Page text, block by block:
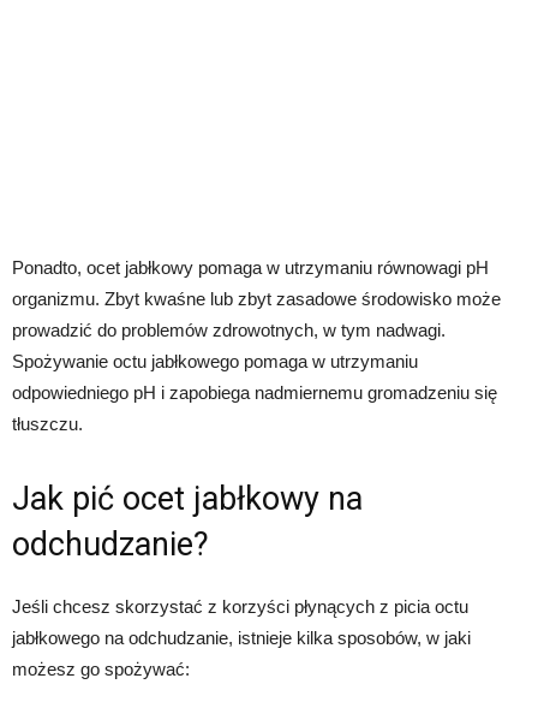
Ponadto, ocet jabłkowy pomaga w utrzymaniu równowagi pH
organizmu. Zbyt kwaśne lub zbyt zasadowe środowisko może
prowadzić do problemów zdrowotnych, w tym nadwagi.
Spożywanie octu jabłkowego pomaga w utrzymaniu
odpowiedniego pH i zapobiega nadmiernemu gromadzeniu się
tłuszczu.
Jak pić ocet jabłkowy na
odchudzanie?
Jeśli chcesz skorzystać z korzyści płynących z picia octu
jabłkowego na odchudzanie, istnieje kilka sposobów, w jaki
możesz go spożywać: